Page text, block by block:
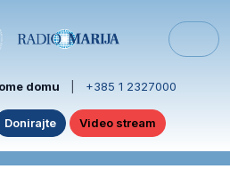
domu +385 1 2327000
Donirajte Video stream